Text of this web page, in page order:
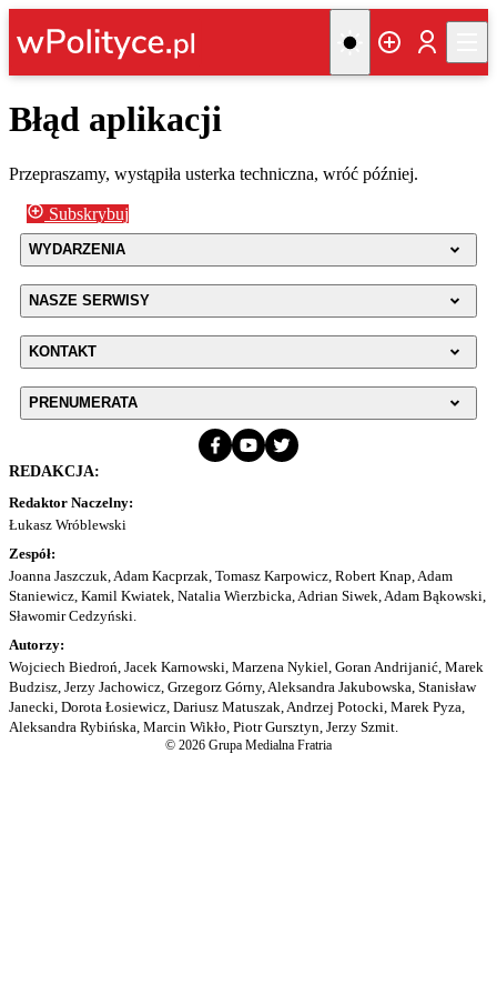
Błąd aplikacji
Przepraszamy, wystąpiła usterka techniczna, wróć później.
Subskrybuj
WYDARZENIA
NASZE SERWISY
KONTAKT
PRENUMERATA
REDAKCJA:
Redaktor Naczelny:
Łukasz Wróblewski
Zespół:
Joanna Jaszczuk, Adam Kacprzak, Tomasz Karpowicz, Robert Knap, Adam
Staniewicz, Kamil Kwiatek, Natalia Wierzbicka, Adrian Siwek, Adam Bąkowski,
Sławomir Cedzyński.
Autorzy:
Wojciech Biedroń, Jacek Karnowski, Marzena Nykiel, Goran Andrijanić, Marek
Budzisz, Jerzy Jachowicz, Grzegorz Górny, Aleksandra Jakubowska, Stanisław
Janecki, Dorota Łosiewicz, Dariusz Matuszak, Andrzej Potocki, Marek Pyza,
Aleksandra Rybińska, Marcin Wikło, Piotr Gursztyn, Jerzy Szmit.
© 2026 Grupa Medialna Fratria